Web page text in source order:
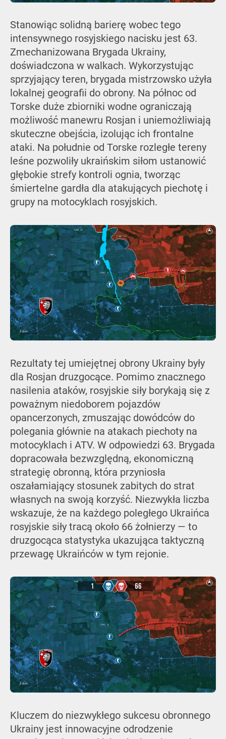
Stanowiąc solidną barierę wobec tego
intensywnego rosyjskiego nacisku jest 63.
Zmechanizowana Brygada Ukrainy,
doświadczona w walkach. Wykorzystując
sprzyjający teren, brygada mistrzowsko użyła
lokalnej geografii do obrony. Na północ od
Torske duże zbiorniki wodne ograniczają
możliwość manewru Rosjan i uniemożliwiają
skuteczne obejścia, izolując ich frontalne
ataki. Na południe od Torske rozległe tereny
leśne pozwoliły ukraińskim siłom ustanowić
głębokie strefy kontroli ognia, tworząc
śmiertelne gardła dla atakujących piechotę i
grupy na motocyklach rosyjskich.
Rezultaty tej umiejętnej obrony Ukrainy były
dla Rosjan druzgocące. Pomimo znacznego
nasilenia ataków, rosyjskie siły borykają się z
poważnym niedoborem pojazdów
opancerzonych, zmuszając dowódców do
polegania głównie na atakach piechoty na
motocyklach i ATV. W odpowiedzi 63. Brygada
dopracowała bezwzględną, ekonomiczną
strategię obronną, która przyniosła
oszałamiający stosunek zabitych do strat
własnych na swoją korzyść. Niezwykła liczba
wskazuje, że na każdego poległego Ukraińca
rosyjskie siły tracą około 66 żołnierzy — to
druzgocąca statystyka ukazująca taktyczną
przewagę Ukraińców w tym rejonie.
Kluczem do niezwykłego sukcesu obronnego
Ukrainy jest innowacyjne odrodzenie